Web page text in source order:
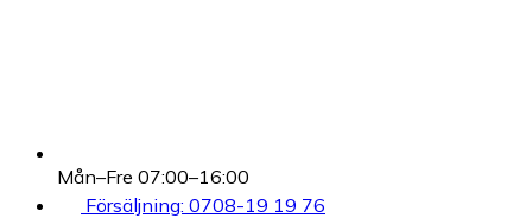
Mån–Fre 07:00–16:00
Försäljning: 0708-19 19 76